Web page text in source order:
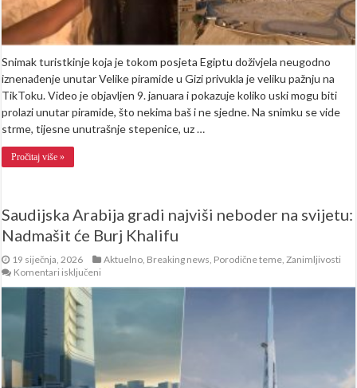
Snimak turistkinje koja je tokom posjeta Egiptu doživjela neugodno
iznenađenje unutar Velike piramide u Gizi privukla je veliku pažnju na
TikToku. Video je objavljen 9. januara i pokazuje koliko uski mogu biti
prolazi unutar piramide, što nekima baš i ne sjedne. Na snimku se vide
strme, tijesne unutrašnje stepenice, uz …
Pročitaj više »
Saudijska Arabija gradi najviši neboder na svijetu:
Nadmašit će Burj Khalifu
19 siječnja, 2026 Aktuelno Breaking news Porodične teme ,Zanimljivosti
Komentari isključeni
će